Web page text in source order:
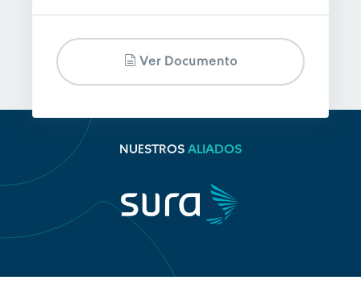
Ver Documento
NUESTROS ALIADOS